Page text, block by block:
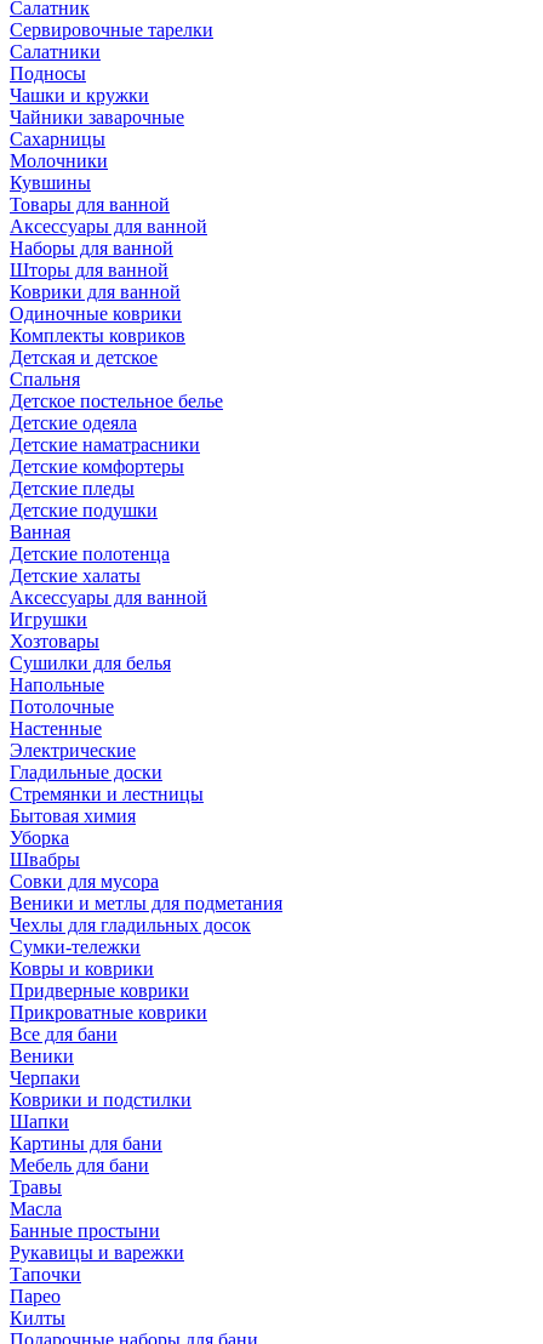
Салатник
Сервировочные тарелки
Салатники
Подносы
Чашки и кружки
Чайники заварочные
Сахарницы
Молочники
Кувшины
Товары для ванной
Аксессуары для ванной
Наборы для ванной
Шторы для ванной
Коврики для ванной
Одиночные коврики
Комплекты ковриков
Детская и детское
Спальня
Детское постельное белье
Детские одеяла
Детские наматрасники
Детские комфортеры
Детские пледы
Детские подушки
Ванная
Детские полотенца
Детские халаты
Аксессуары для ванной
Игрушки
Хозтовары
Сушилки для белья
Напольные
Потолочные
Настенные
Электрические
Гладильные доски
Стремянки и лестницы
Бытовая химия
Уборка
Швабры
Совки для мусора
Веники и метлы для подметания
Чехлы для гладильных досок
Сумки-тележки
Ковры и коврики
Придверные коврики
Прикроватные коврики
Все для бани
Веники
Черпаки
Коврики и подстилки
Шапки
Картины для бани
Мебель для бани
Травы
Масла
Банные простыни
Рукавицы и варежки
Тапочки
Парео
Килты
Подарочные наборы для бани